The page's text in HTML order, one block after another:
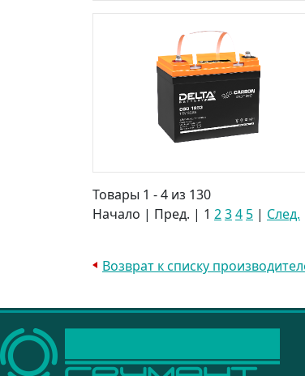
Товары 1 - 4 из 130
Начало | Пред. | 1 234 5 | След.
Возврат к списку